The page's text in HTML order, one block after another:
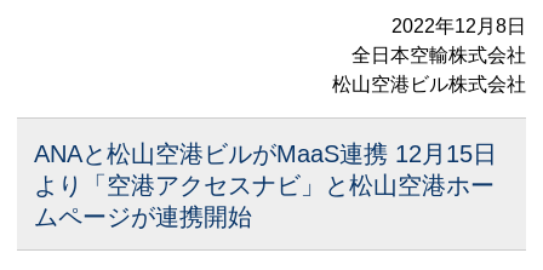
2022年12月8日
全日本空輸株式会社
松山空港ビル株式会社
ANAと松山空港ビルがMaaS連携 12月15日
より「空港アクセスナビ」と松山空港ホー
ムページが連携開始